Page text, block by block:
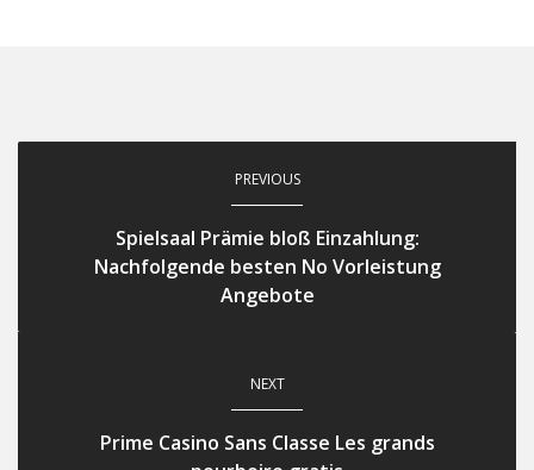
PREVIOUS
Spielsaal Prämie bloß Einzahlung:
Nachfolgende besten No Vorleistung
Angebote
NEXT
Prime Casino Sans Classe Les grands